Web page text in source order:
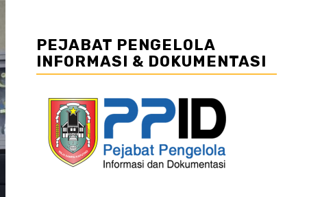
PEJABAT PENGELOLA
INFORMASI & DOKUMENTASI